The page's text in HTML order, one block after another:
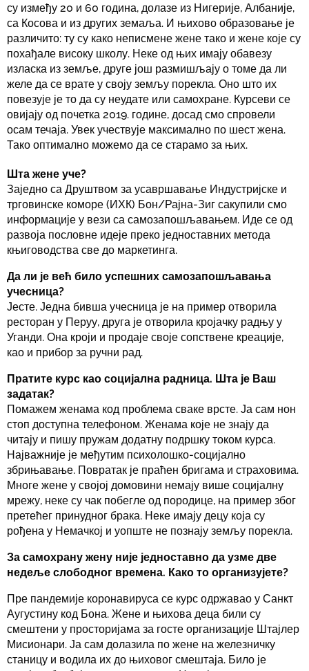
су између 20 и 60 година, долазе из Нигерије, Албаније,
са Косова и из других земаља. И њихово образовање је
различито: ту су како неписмене жене тако и жене које су
похађале високу школу. Неке од њих имају обавезу
изласка из земље, друге још размишљају о томе да ли
желе да се врате у своју земљу порекла. Оно што их
повезује је то да су неудате или самохране. Курсеви се
овијају од почетка 2019. године, досад смо спровели
осам течаја. Увек учествује максимално по шест жена.
Тако оптимално можемо да се старамо за њих.
Шта жене уче?
Заједно са Друштвом за усавршавање Индустријске и
трговинске коморе (ИХК) Бон/Рајна-Зиг сакупили смо
информације у вези са самозапошљавањем. Иде се од
развоја пословне идеје преко једноставних метода
књиговодства све до маркетинга.
Да ли је већ било успешних самозапошљавања
учесница?
Јесте. Једна бивша учесница је на пример отворила
ресторан у Перуу, друга је отворила кројачку радњу у
Уганди. Она кроји и продаје своје сопствене креације,
као и прибор за ручни рад.
Пратите курс као социјална радница. Шта је Ваш
задатак?
Помажем женама код проблема сваке врсте. Ја сам нон
стоп доступна телефоном. Женама које не знају да
читају и пишу пружам додатну подршку током курса.
Најважније је међутим психолошко-социјално
збрињавање. Повратак је праћен бригама и страховима.
Многе жене у својој домовини немају више социјалну
мрежу, неке су чак побегле од породице, на пример због
претећег принудног брака. Неке имају децу која су
рођена у Немачкој и уопште не познају земљу порекла.
За самохрану жену није једноставно да узме две
недеље слободног времена. Како то организујете?
Пре пандемије коронавируса се курс одржавао у Санкт
Аугустину код Бона. Жене и њихова деца били су
смештени у просторијама за госте организације Штајлер
Мисионари. Ја сам долазила по жене на железничку
станицу и водила их до њиховог смештаја. Било је